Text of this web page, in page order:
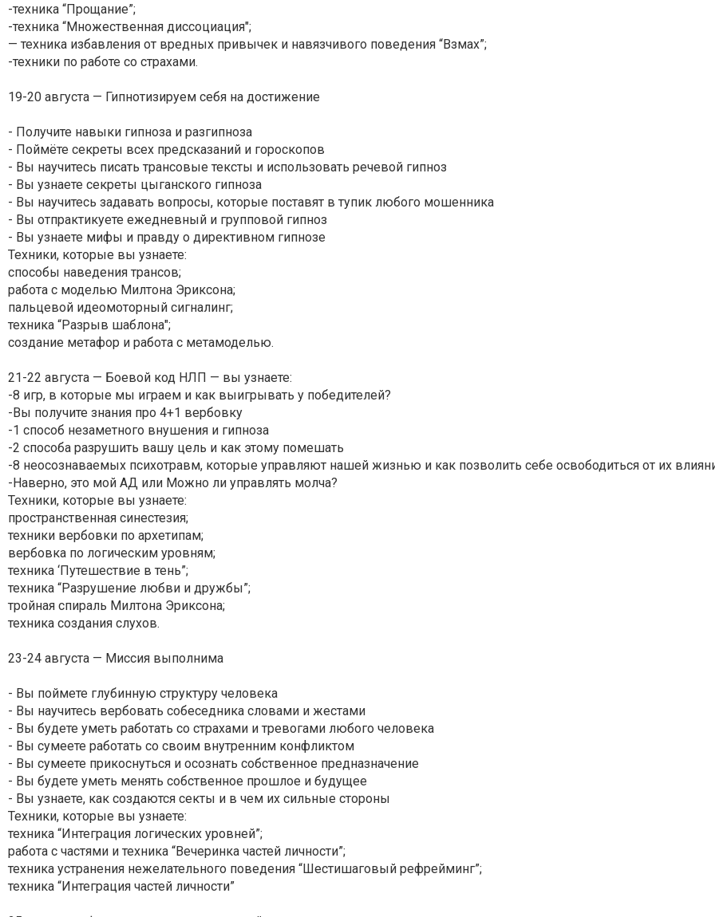
-техника “Прощание”;
-техника “Множественная диссоциация";
— техника избавления от вредных привычек и навязчивого поведения “Взмах”;
-техники по работе со страхами.
19-20 августа — Гипнотизируем себя на достижение
- Получите навыки гипноза и разгипноза
- Поймёте секреты всех предсказаний и гороскопов
- Вы научитесь писать трансовые тексты и использовать речевой гипноз
- Вы узнаете секреты цыганского гипноза
- Вы научитесь задавать вопросы, которые поставят в тупик любого мошенника
- Вы отпрактикуете ежедневный и групповой гипноз
- Вы узнаете мифы и правду о директивном гипнозе
Техники, которые вы узнаете:
способы наведения трансов;
работа с моделью Милтона Эриксона;
пальцевой идеомоторный сигналинг;
техника “Разрыв шаблона";
создание метафор и работа с метамоделью.
21-22 августа — Боевой код НЛП — вы узнаете:
-8 игр, в которые мы играем и как выигрывать у победителей?
-Вы получите знания про 4+1 вербовку
-1 способ незаметного внушения и гипноза
-2 способа разрушить вашу цель и как этому помешать
-8 неосознаваемых психотравм, которые управляют нашей жизнью и как позволить себе освободиться от их
-Наверно, это мой АД или Можно ли управлять молча?
Техники, которые вы узнаете:
пространственная синестезия;
техники вербовки по архетипам;
вербовка по логическим уровням;
техника ‘Путешествие в тень”;
техника “Разрушение любви и дружбы”;
тройная спираль Милтона Эриксона;
техника создания слухов.
23-24 августа — Миссия выполнима
- Вы поймете глубинную структуру человека
- Вы научитесь вербовать собеседника словами и жестами
- Вы будете уметь работать со страхами и тревогами любого человека
- Вы сумеете работать со своим внутренним конфликтом
- Вы сумеете прикоснуться и осознать собственное предназначение
- Вы будете уметь менять собственное прошлое и будущее
- Вы узнаете, как создаются секты и в чем их сильные стороны
Техники, которые вы узнаете:
техника “Интеграция логических уровней”;
работа с частями и техника “Вечеринка частей личности”;
техника устранения нежелательного поведения “Шестишаговый рефрейминг”;
техника “Интеграция частей личности”